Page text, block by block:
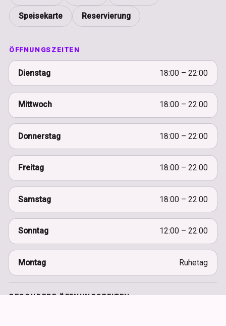
Speisekarte Reservierung
ÖFFNUNGSZEITEN
Dienstag 18:00 – 22:00
Mittwoch 18:00 – 22:00
Donnerstag 18:00 – 22:00
Freitag 18:00 – 22:00
Samstag 18:00 – 22:00
Sonntag 12:00 – 22:00
Montag Ruhetag
BESONDERE ÖFFNUNGSZEITEN